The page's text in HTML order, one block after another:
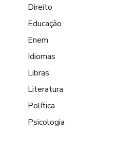
Direito
Educação
Enem
Idiomas
Libras
Literatura
Política
Psicologia